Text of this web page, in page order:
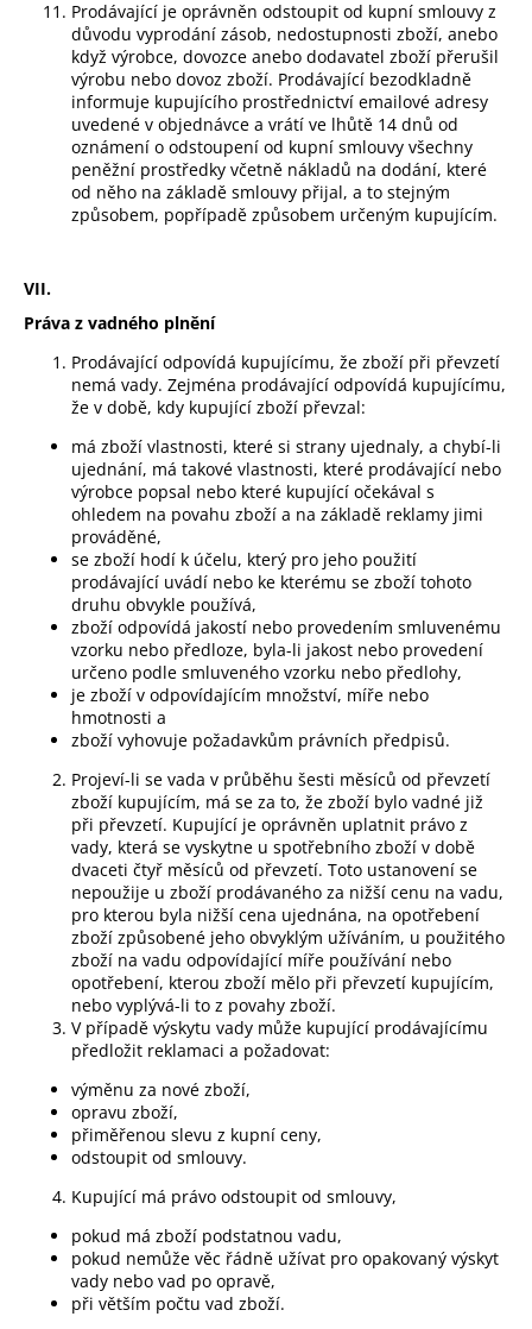
Prodávající je oprávněn odstoupit od kupní smlouvy z
důvodu vyprodání zásob, nedostupnosti zboží, anebo
když výrobce, dovozce anebo dodavatel zboží přerušil
výrobu nebo dovoz zboží. Prodávající bezodkladně
informuje kupujícího prostřednictví emailové adresy
uvedené v objednávce a vrátí ve lhůtě 14 dnů od
oznámení o odstoupení od kupní smlouvy všechny
peněžní prostředky včetně nákladů na dodání, které
od něho na základě smlouvy přijal, a to stejným
způsobem, popřípadě způsobem určeným kupujícím.
VII.
Práva z vadného plnění
Prodávající odpovídá kupujícímu, že zboží při převzetí
nemá vady. Zejména prodávající odpovídá kupujícímu,
že v době, kdy kupující zboží převzal:
má zboží vlastnosti, které si strany ujednaly, a chybí-li
ujednání, má takové vlastnosti, které prodávající nebo
výrobce popsal nebo které kupující očekával s
ohledem na povahu zboží a na základě reklamy jimi
prováděné,
se zboží hodí k účelu, který pro jeho použití
prodávající uvádí nebo ke kterému se zboží tohoto
druhu obvykle používá,
zboží odpovídá jakostí nebo provedením smluvenému
vzorku nebo předloze, byla-li jakost nebo provedení
určeno podle smluveného vzorku nebo předlohy,
je zboží v odpovídajícím množství, míře nebo
hmotnosti a
zboží vyhovuje požadavkům právních předpisů.
Projeví-li se vada v průběhu šesti měsíců od převzetí
zboží kupujícím, má se za to, že zboží bylo vadné již
při převzetí. Kupující je oprávněn uplatnit právo z
vady, která se vyskytne u spotřebního zboží v době
dvaceti čtyř měsíců od převzetí. Toto ustanovení se
nepoužije u zboží prodávaného za nižší cenu na vadu,
pro kterou byla nižší cena ujednána, na opotřebení
zboží způsobené jeho obvyklým užíváním, u použitého
zboží na vadu odpovídající míře používání nebo
opotřebení, kterou zboží mělo při převzetí kupujícím,
nebo vyplývá-li to z povahy zboží.
V případě výskytu vady může kupující prodávajícímu
předložit reklamaci a požadovat:
výměnu za nové zboží,
opravu zboží,
přiměřenou slevu z kupní ceny,
odstoupit od smlouvy.
Kupující má právo odstoupit od smlouvy,
pokud má zboží podstatnou vadu,
pokud nemůže věc řádně užívat pro opakovaný výskyt
vady nebo vad po opravě,
při větším počtu vad zboží.